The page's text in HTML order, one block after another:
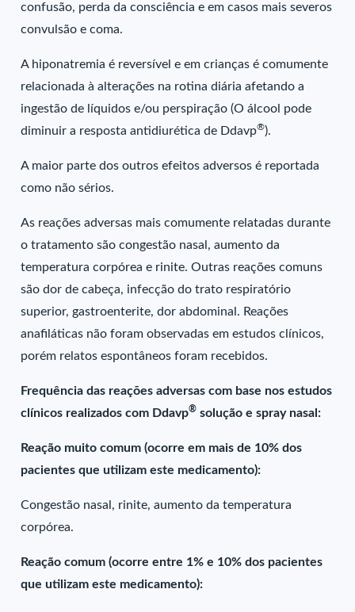
confusão, perda da consciência e em casos mais severos
convulsão e coma.
A hiponatremia é reversível e em crianças é comumente
relacionada à alterações na rotina diária afetando a
ingestão de líquidos e/ou perspiração (O álcool pode
diminuir a resposta antidiurética de Ddavp®).
A maior parte dos outros efeitos adversos é reportada
como não sérios.
As reações adversas mais comumente relatadas durante
o tratamento são congestão nasal, aumento da
temperatura corpórea e rinite. Outras reações comuns
são dor de cabeça, infecção do trato respiratório
superior, gastroenterite, dor abdominal. Reações
anafiláticas não foram observadas em estudos clínicos,
porém relatos espontâneos foram recebidos.
Frequência das reações adversas com base nos estudos
clínicos realizados com Ddavp® solução e spray nasal:
Reação muito comum (ocorre em mais de 10% dos
pacientes que utilizam este medicamento):
Congestão nasal, rinite, aumento da temperatura
corpórea.
Reação comum (ocorre entre 1% e 10% dos pacientes
que utilizam este medicamento):